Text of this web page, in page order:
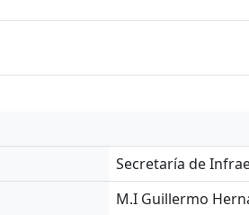
Secretaría de
M.I Guillermo